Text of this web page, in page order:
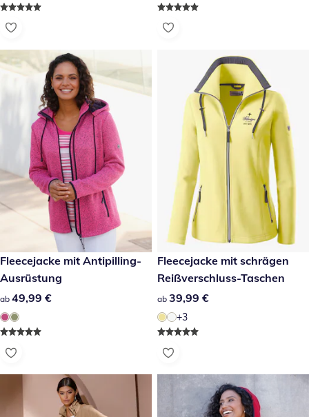
49,99 €
Fleecejacke mit Antipilling-
Ausrüstung
49,99 €
ab 49,99 €
39,99 €
Fleecejacke mit schrägen
Reißverschluss-Taschen
39,99 €
ab 39,99 €
+3